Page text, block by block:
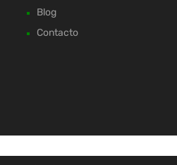
Blog
Contacto